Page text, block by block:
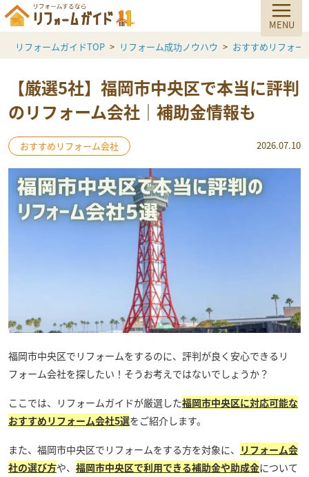
リフォームガイドTOP リフォーム成功ノウハウ おすすめリフォー
【厳選5社】福岡市中央区で本当に評判
のリフォーム会社｜補助金情報も
おすすめリフォーム会社 2026.07.10
福岡市中央区でリフォームをするのに、評判が良く安心できるリ
フォーム会社を探したい！そうお考えではないでしょうか？
ここでは、リフォームガイドが厳選した福岡市中央区に対応可能な
おすすめリフォーム会社5選をご紹介します。
また、福岡市中央区でリフォームをする方を対象に、 リフォーム会
社の選び方や、 福岡市中央区で利用できる補助金や助成金について